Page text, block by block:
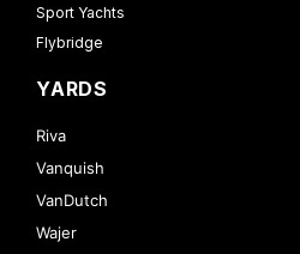
Sport Yachts
Flybridge
YARDS
Riva
Vanquish
VanDutch
Wajer